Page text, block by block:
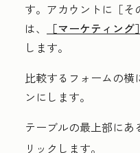
す。アカウントに ［
は、
［マーケティング
します。
比較するフォームの横
ンにします。
テーブルの最上部にあ
リックします。